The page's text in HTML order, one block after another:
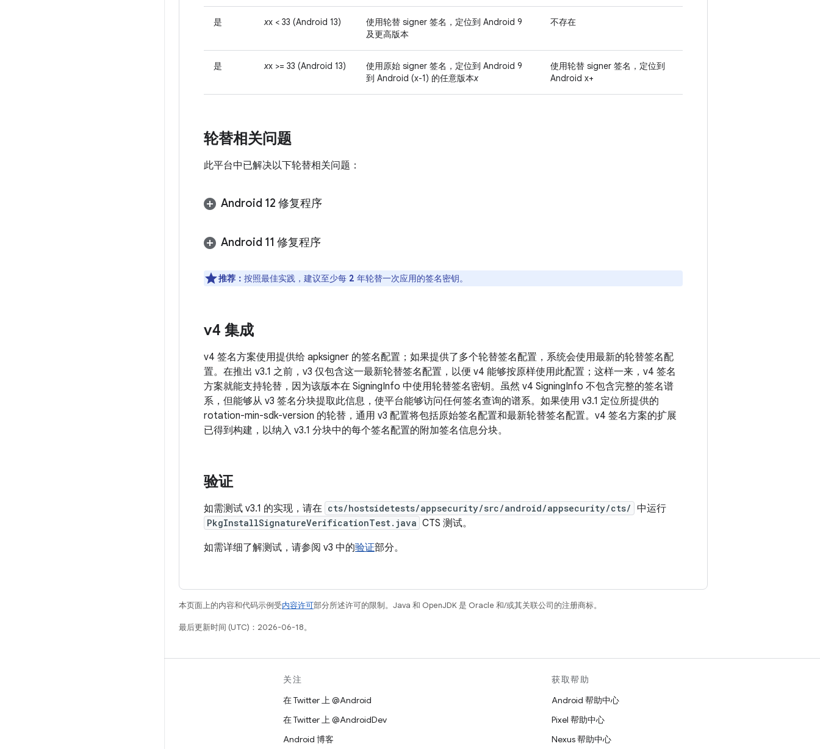
是 xx < 33 (Android 13)
使用轮替 signer 签名，定位到 Android 9
及更高版本
不存在
是 xx >= 33 (Android 13)
使用原始 signer 签名，定位到 Android 9
到 Android (x-1) 的任意版本x
使用轮替 signer 签名，定位到
Android x+
轮替相关问题
此平台中已解决以下轮替相关问题：
Android 12 修复程序
Android 11 修复程序
推荐： 按照最佳实践，建议至少每 2 年轮替一次应用的签名密钥。
v4 集成
v4 签名方案使用提供给 apksigner 的签名配置；如果提供了多个轮替签名配置，系统会使用最新的轮替签名配
置。在推出 v3.1 之前，v3 仅包含这一最新轮替签名配置，以便 v4 能够按原样使用此配置；这样一来，v4 签名
方案就能支持轮替，因为该版本在 SigningInfo 中使用轮替签名密钥。虽然 v4 SigningInfo 不包含完整的签名谱
系，但能够从 v3 签名分块提取此信息，使平台能够访问任何签名查询的谱系。如果使用 v3.1 定位所提供的
rotation-min-sdk-version 的轮替，通用 v3 配置将包括原始签名配置和最新轮替签名配置。v4 签名方案的扩展
已得到构建，以纳入 v3.1 分块中的每个签名配置的附加签名信息分块。
验证
如需测试 v3.1 的实现，请在 cts/hostsidetests/appsecurity/src/android/appsecurity/cts/ 中运行
PkgInstallSignatureVerificationTest.java CTS 测试。
如需详细了解测试，请参阅 v3 中的验证部分。
本页面上的内容和代码示例受内容许可部分所述许可的限制。Java 和 OpenJDK 是 Oracle 和/或其关联公司的注册商标。
最后更新时间 (UTC)：2026-06-18。
关注
在 Twitter 上 @Android
在 Twitter 上 @AndroidDev
Android 博客
获取帮助
Android 帮助中心
Pixel 帮助中心
Nexus 帮助中心